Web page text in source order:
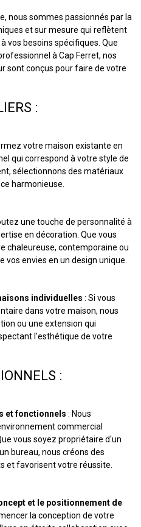
nous sommes passionnés par la
et sur mesure qui reflètent
vos besoins spécifiques. Que
à Cap Ferret, nos
sont conçus pour faire de votre
:
votre maison existante en
qui correspond à votre style de
sélectionnons des matériaux
harmonieuse.
une touche de personnalité à
en décoration. Que vous
chaleureuse, contemporaine ou
envies en un design unique.
individuelles : Si vous
dans votre maison, nous
ou une extension qui
l'esthétique de votre
:
et fonctionnels : Nous
commercial
vous soyez propriétaire d'un
bureau, nous créons des
et favorisent votre réussite.
et le positionnement de
la conception de votre